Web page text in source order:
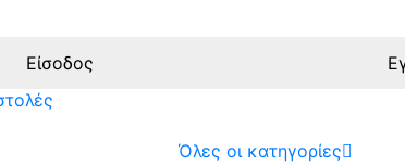
Όλες οι κατηγορίες
Είσοδος